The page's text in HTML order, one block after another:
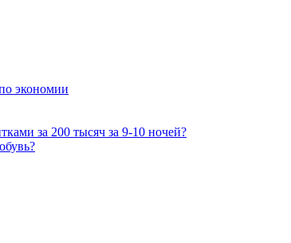
экономии
за 200 тысяч за 9-10 ночей?